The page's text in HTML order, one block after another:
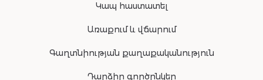
Կապ հաստատել
Առաքում և վճարում
Գաղտնիության քաղաքականություն
Դարձիր գործընկեր